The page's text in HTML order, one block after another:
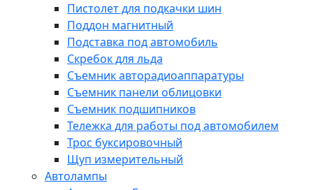
Пистолет для подкачки шин
Поддон магнитный
Подставка под автомобиль
Скребок для льда
Съемник авторадиоаппаратуры
Съемник панели облицовки
Съемник подшипников
Тележка для работы под автомобилем
Трос буксировочный
Щуп измерительный
Автолампы